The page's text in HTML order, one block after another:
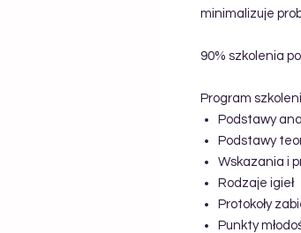
minimalizuje
90% szkolenia
Program
Podstawy
Podstawy
Wskazania i
Rodzaje igieł
Protokoły
Punkty